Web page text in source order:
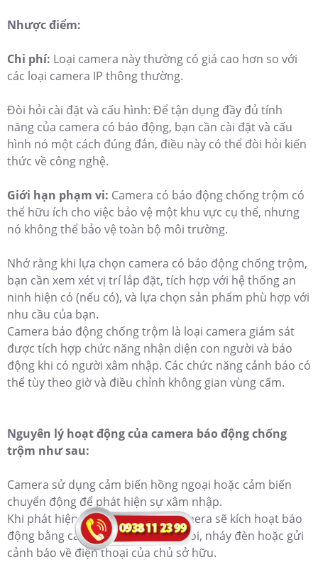
Nhược điểm:
Chi phí: Loại camera này thường có giá cao hơn so với
các loại camera IP thông thường.
Đòi hỏi cài đặt và cấu hình: Để tận dụng đầy đủ tính
năng của camera có báo động, bạn cần cài đặt và cấu
hình nó một cách đúng đắn, điều này có thể đòi hỏi kiến
thức về công nghệ.
Giới hạn phạm vi: Camera có báo động chống trộm có
thể hữu ích cho việc bảo vệ một khu vực cụ thể, nhưng
nó không thể bảo vệ toàn bộ môi trường.
Nhớ rằng khi lựa chọn camera có báo động chống trộm,
bạn cần xem xét vị trí lắp đặt, tích hợp với hệ thống an
ninh hiện có (nếu có), và lựa chọn sản phẩm phù hợp với
nhu cầu của bạn.
Camera báo động chống trộm là loại camera giám sát
được tích hợp chức năng nhận diện con người và báo
động khi có người xâm nhập. Các chức năng cảnh báo có
thể tùy theo giờ và điều chỉnh không gian vùng cấm.
Nguyên lý hoạt động của camera báo động chống
trộm như sau:
Camera sử dụng cảm biến hồng ngoại hoặc cảm biến
chuyển động để phát hiện sự xâm nhập.
Khi phát hiện có sự xâm nhập, camera sẽ kích hoạt báo
động bằng cách phát ra tiếng hú còi, nháy đèn hoặc gửi
cảnh báo về điện thoại của chủ sở hữu.